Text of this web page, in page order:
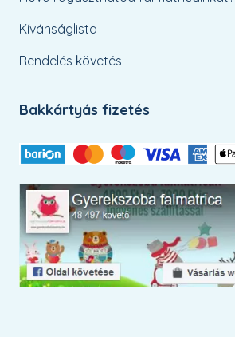
Kívánságlista
Rendelés követés
Bakkártyás fizetés